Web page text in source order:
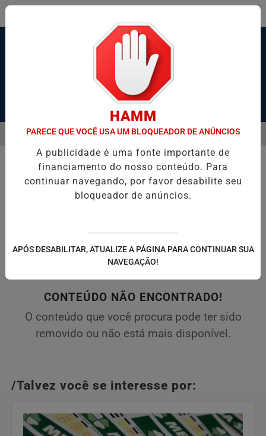
Pesquisar Notícia
SÃO VICENTE E GUARUJÁ MELHORAM DESEMPENHO
EM ALTA
MENU
CONTEÚDO NÃO ENCONTRADO!
O conteúdo que você procura pode ter sido
removido ou não está mais disponível.
/Talvez você se interesse por:
HAMM
PARECE QUE VOCÊ USA UM BLOQUEADOR DE ANÚNCIOS
A publicidade é uma fonte importante de
financiamento do nosso conteúdo. Para
continuar navegando, por favor desabilite seu
bloqueador de anúncios.
APÓS DESABILITAR, ATUALIZE A PÁGINA PARA CONTINUAR SUA
NAVEGAÇÃO!